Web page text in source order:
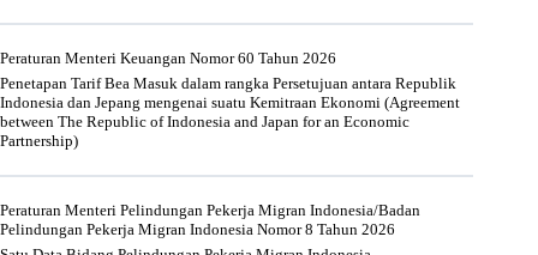
Peraturan Menteri Keuangan Nomor 60 Tahun 2026
Penetapan Tarif Bea Masuk dalam rangka Persetujuan antara Republik
Indonesia dan Jepang mengenai suatu Kemitraan Ekonomi (Agreement
between The Republic of Indonesia and Japan for an Economic
Partnership)
Peraturan Menteri Pelindungan Pekerja Migran Indonesia/Badan
Pelindungan Pekerja Migran Indonesia Nomor 8 Tahun 2026